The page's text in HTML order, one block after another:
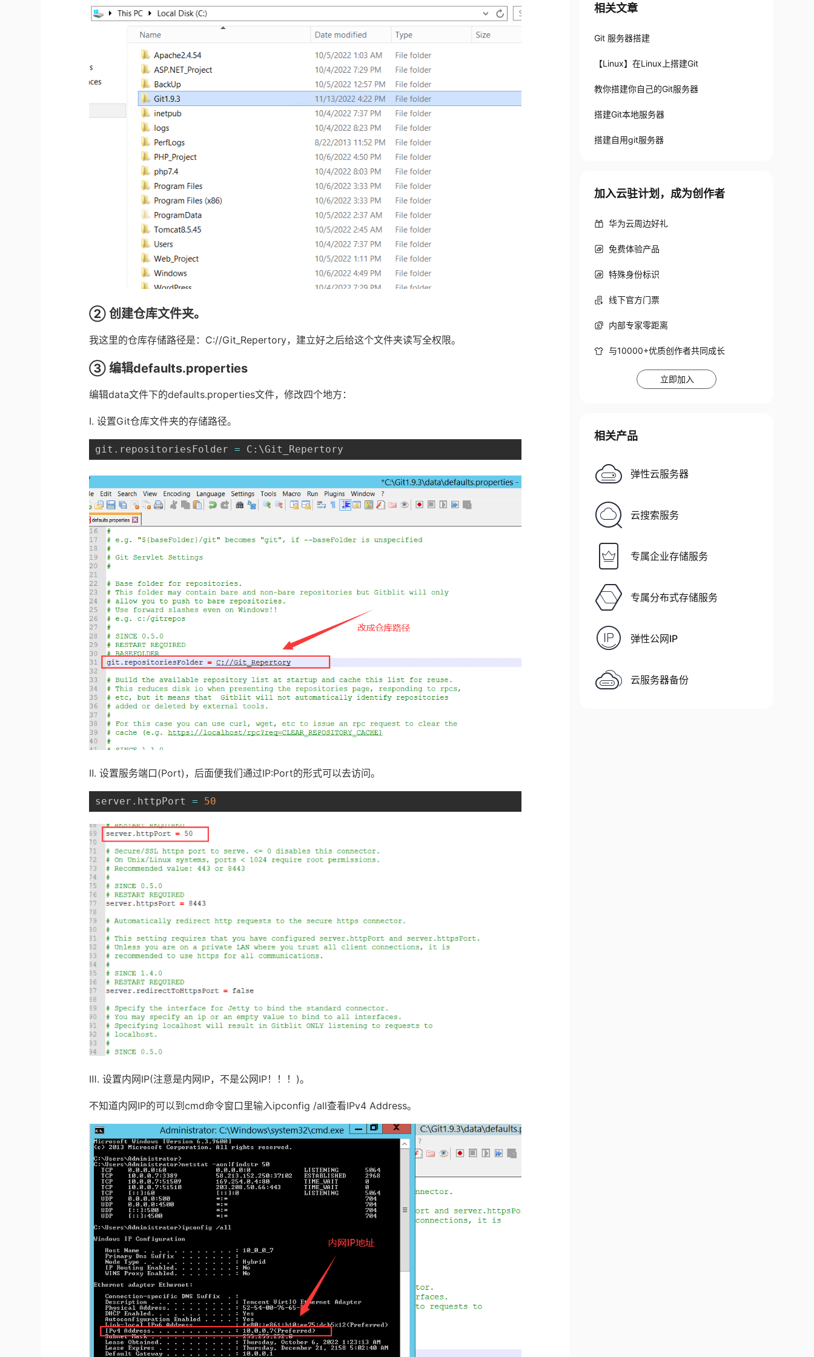
② 创建仓库文件夹。
我这里的仓库存储路径是： C://Git_Repertory，建立好之后给这个文件夹读写全权限。
③ 编辑defaults.properties
编辑data文件下的defaults.properties文件，修改四个地方：
Ⅰ.设置Git仓库文件夹的存储路径。
git.repositoriesFolder = C: \Git_Repertory
Ⅱ.设置服务端口(Port) ，后面便我们通过IP:Port的形式可以去访问。
server.httpPort = 50
Ⅲ.设置内网IP(注意是内网IP，不是公网IP！！！ )。
不知道内网IP的可以到cmd命令窗口里输入ipconfig /all查看IPv4 Address。
相关文章
Git 服务器搭建
【Linux】在Linux上搭建Git
教你搭建你自己的Git服务器
搭建Git本地服务器
搭建自用git服务器
加入云驻计划，成为创作者
华为云周边好礼
免费体验产品
特殊身份标识
线下官方门票
内部专家零距离
与10000+优质创作者共同成长
立即加入
相关产品
弹性云服务器
云搜索服务
专属企业存储服务
专属分布式存储服务
弹性公网IP
云服务器备份